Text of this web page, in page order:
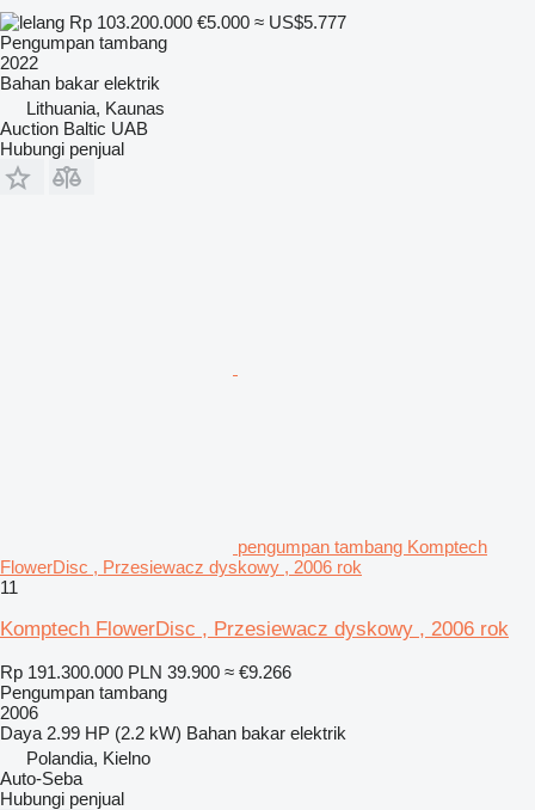
Rp 103.200.000 €5.000 ≈ US$5.777
Pengumpan tambang
2022
Bahan bakar elektrik
Lithuania, Kaunas
Auction Baltic UAB
Hubungi penjual
pengumpan tambang Komptech
FlowerDisc , Przesiewacz dyskowy , 2006 rok
11
Komptech FlowerDisc , Przesiewacz dyskowy , 2006 rok
Rp 191.300.000 PLN 39.900 ≈ €9.266
Pengumpan tambang
2006
Daya 2.99 HP (2.2 kW) Bahan bakar elektrik
Polandia, Kielno
Auto-Seba
Hubungi penjual